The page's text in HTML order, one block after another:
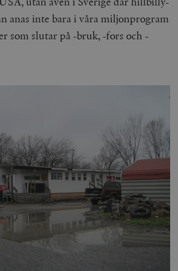
anas inte bara i våra miljonprogram
som slutar på -bruk, -fors och -
Leverantör
/ Domän
Automattic